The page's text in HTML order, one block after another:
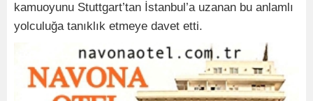
kamuoyunu Stuttgart’tan İstanbul’a uzanan bu anlamlı
yolculuğa tanıklık etmeye davet etti.